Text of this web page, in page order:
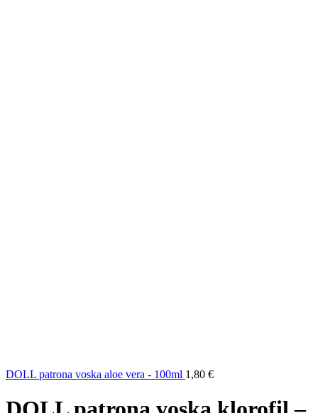
DOLL patrona voska aloe vera - 100ml 1,80 €